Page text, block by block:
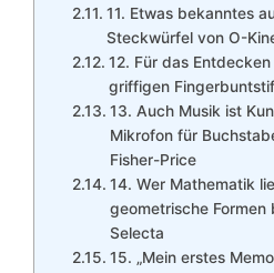
11. Etwas bekanntes
Steckwürfel von O-
12. Für das
griffigen
13. Auch Musik ist
Mikrofon für
Fisher-Price
14. Wer Mathematik
geometrische Formen
Selecta
15. „Mein erstes